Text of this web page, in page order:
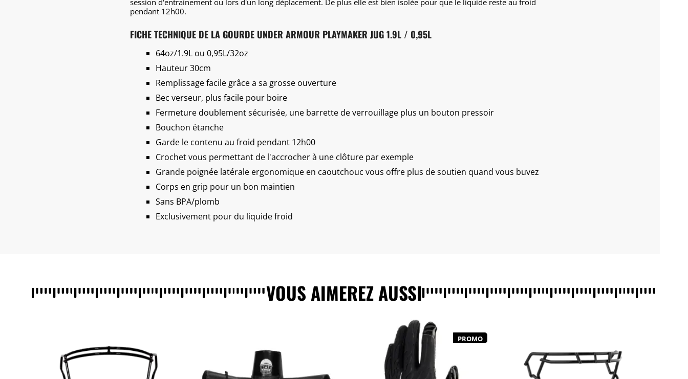
session d'entrainement ou lors d'un long déplacement. De plus elle est bien isolée pour que le liquide reste au froid
pendant 12h00.
FICHE TECHNIQUE DE LA GOURDE UNDER ARMOUR PLAYMAKER JUG 1.9L / 0,95L
64oz/1.9L ou 0,95L/32oz
Hauteur 30cm
Remplissage facile grâce a sa grosse ouverture
Bec verseur, plus facile pour boire
Fermeture doublement sécurisée, une barrette de verrouillage plus un bouton pressoir
Bouchon étanche
Garde le contenu au froid pendant 12h00
Crochet vous permettant de l'accrocher à une clôture par exemple
Grande poignée latérale ergonomique en caoutchouc vous offre plus de soutien quand vous buvez
Corps en grip pour un bon maintien
Sans BPA/plomb
Exclusivement pour du liquide froid
VOUS AIMEREZ AUSSI
PROMO